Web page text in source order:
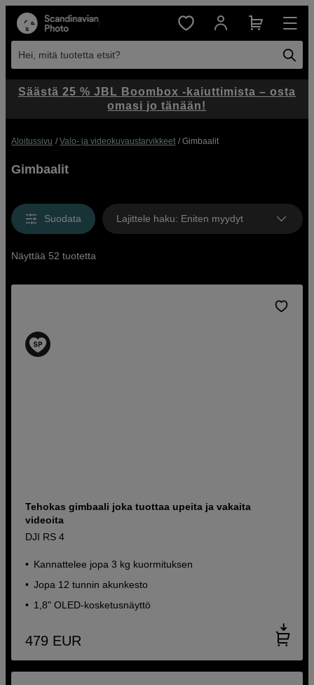
Hei, mitä tuotetta etsit?
Aloitussivu Valo- ja videokuvaustarvikkeet Gimbaalit
Gimbaalit
Suodata Lajittele haku: Eniten myydyt
Näyttää 52 tuotetta
Tehokas gimbaali joka tuottaa upeita ja vakaita
videoita
DJI RS 4
Kannattelee jopa 3 kg kuormituksen
Jopa 12 tunnin akunkesto
1,8" OLED-kosketusnäyttö
479 EUR
Säästä 25 % JBL Boombox -kaiuttimista – osta
omasi jo tänään!